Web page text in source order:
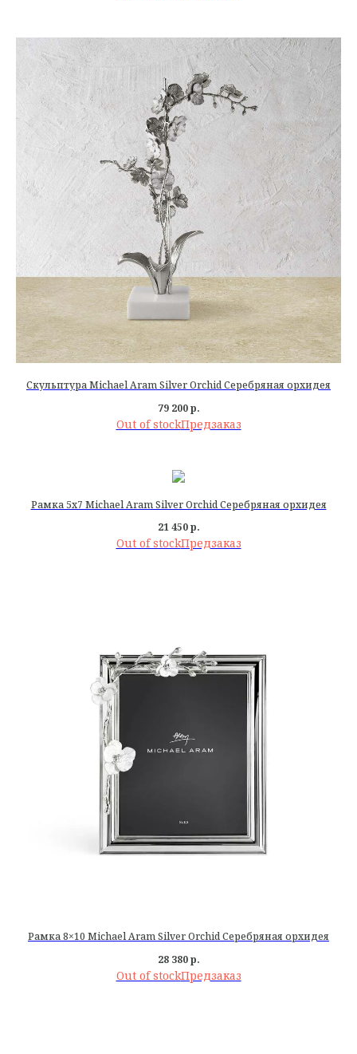
Скульптура Michael Aram Silver Orchid Серебряная орхидея
79 200 р.
Out of stock
Рамка 5х7 Michael Aram Silver Orchid Серебряная орхидея
21 450 р.
Out of stock
Рамка 8×10 Michael Aram Silver Orchid Серебряная орхидея
28 380 р.
Out of stock